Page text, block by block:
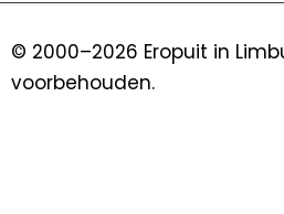
o b
© 2000–2026 Eropuit in
voorbehouden.